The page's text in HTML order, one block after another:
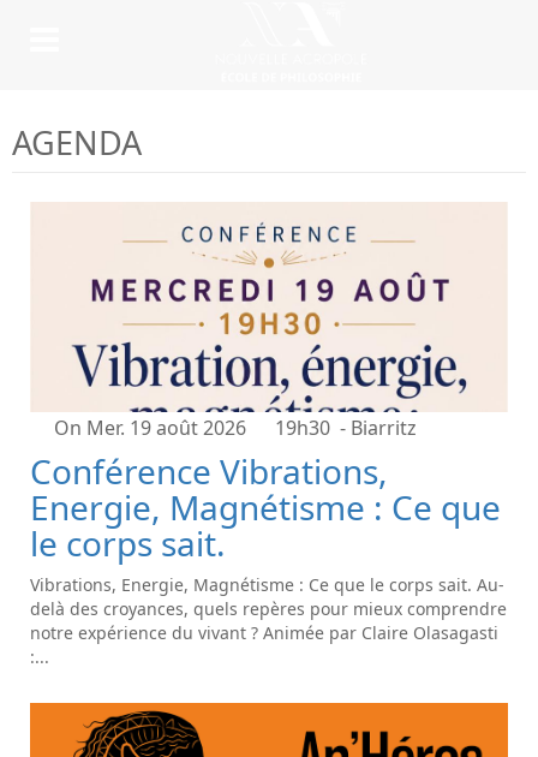
AGENDA
On Mer. 19 août 2026 19h30 - Biarritz
Conférence Vibrations,
Energie, Magnétisme : Ce que
le corps sait.
Vibrations, Energie, Magnétisme : Ce que le corps sait. Au-
delà des croyances, quels repères pour mieux comprendre
notre expérience du vivant ? Animée par Claire Olasagasti
:...